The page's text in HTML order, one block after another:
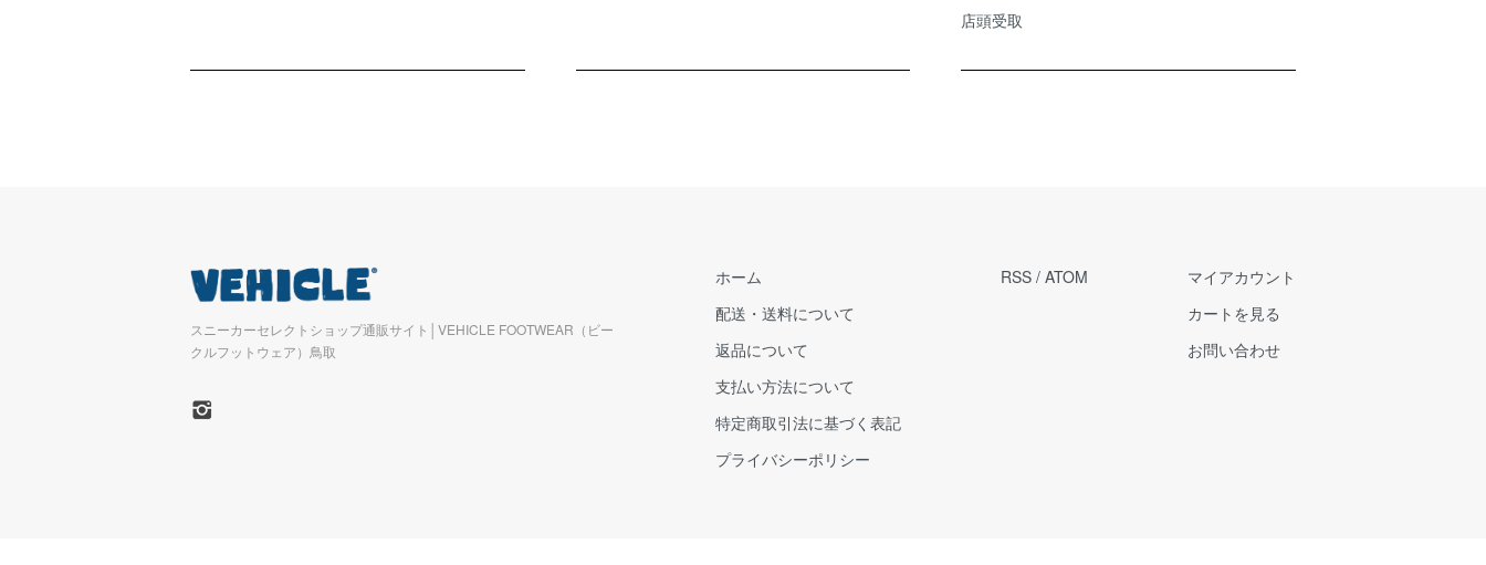
店頭受取
スニーカーセレクトショップ通販サイト│VEHICLE FOOTWEAR（ビー
クルフットウェア）鳥取
ホーム
配送・送料について
返品について
支払い方法について
特定商取引法に基づく表記
プライバシーポリシー
RSS / ATOM
マイアカウント
カートを見る
お問い合わせ